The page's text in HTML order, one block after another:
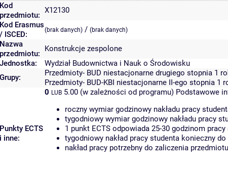
Kod
przedmiotu:
X12130
Kod Erasmus
/ ISCED:
(brak danych) / (brak danych)
Nazwa
przedmiotu:
Konstrukcje zespolone
Jednostka:
Wydział Budownictwa i Nauk o Środowisku
Grupy:
Przedmioty- BUD niestacjonarne drugiego stopnia 1
Przedmioty- BUD-KBI niestacjonarne II-ego stopnia 1
Punkty ECTS
i inne:
0 LUB 5.00 (w zależności od programu) Podstawowe
roczny wymiar godzinowy nakładu pracy
tygodniowy wymiar godzinowy nakładu pracy
1 punkt ECTS odpowiada 25-30 godzinom
tygodniowy nakład pracy studenta konieczny
nakład pracy potrzebny do zaliczenia